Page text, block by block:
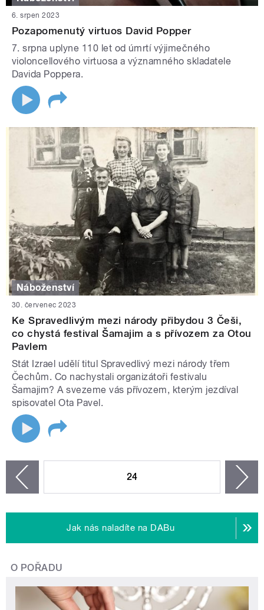
6. srpen 2023
Pozapomenutý virtuos David Popper
7. srpna uplyne 110 let od úmrtí výjimečného
violoncellového virtuosa a významného skladatele
Davida Poppera.
Náboženství
30. červenec 2023
Ke Spravedlivým mezi národy přibydou 3 Češi,
co chystá festival Šamajim a s přívozem za Otou
Pavlem
Stát Izrael udělí titul Spravedlivý mezi národy třem
Čechům. Co nachystali organizátoři festivalu
Šamajim? A svezeme vás přívozem, kterým jezdíval
spisovatel Ota Pavel.
24
Jak nás naladíte na DABu
O POŘADU